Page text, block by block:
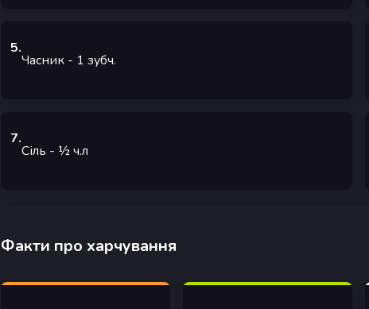
5.
Часник - 1 зубч.
7.
Сіль - ½ч.л
Факти про харчування